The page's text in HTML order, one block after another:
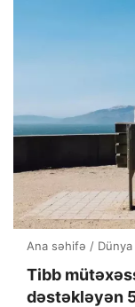
Ana səhifə / Dünya
Tibb
dəstəkləyən